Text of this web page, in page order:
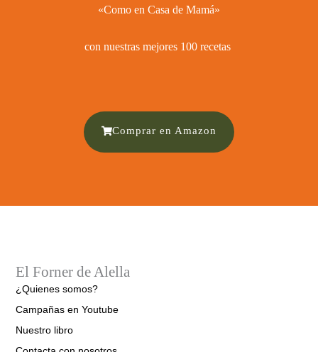
«Como en Casa de Mamá»
con nuestras mejores 100 recetas ​
Comprar en Amazon
El Forner de Alella
¿Quienes somos?
Campañas en Youtube
Nuestro libro